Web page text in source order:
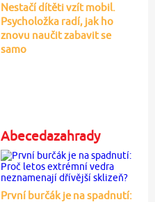
Nestačí dítěti vzít mobil.
Psycholožka radí, jak ho
znovu naučit zabavit se
samo
Abecedazahrady
První burčák je na spadnutí: